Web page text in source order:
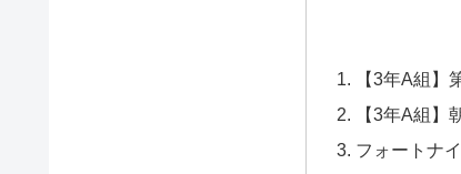
【3年A組】
【3年A組】
フォートナ